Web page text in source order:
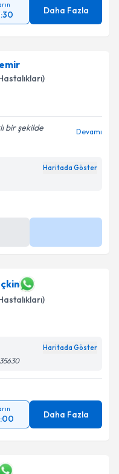
Daha Fazla
bir şekilde
Devamı
Haritada Göster
Haritada Göster
Daha Fazla